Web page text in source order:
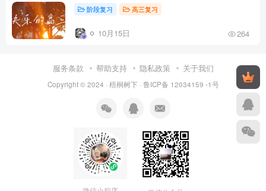
阶段复习 高三复习
10月15日 264
服务条款 帮助支持 隐私政策 关于我们
Copyright © 2024 · 梧桐树下· 鲁ICP备 12034159 -1号